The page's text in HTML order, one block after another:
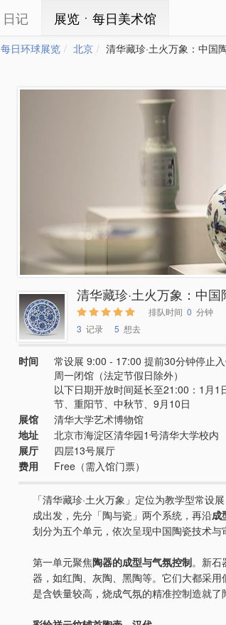
日记 展览ㆍ每日美术馆
每日环球展览 北京 清华藏珍·土火万象：中国
清华藏珍·土火万象：中
排队时间 0 分钟
3 记录 5 想去
时间
常设展 9:00 - 17:00 提前30分钟停止
周一闭馆（法定节假日除外）
以下日期开放时间延长至21:00：1月
节、重阳节、中秋节、9月10日
展馆
清华大学艺术博物馆
地址
北京市海淀区清华园1号清华大学校内
展厅
四层13号展厅
费用
Free（需入馆门票）
「清华藏珍·土火万象」定位为教学型常设
成出发，先分「陶与瓷」两个系统，再沿成
划分为五个单元，依次呈现中国陶瓷技术与
第一单元聚焦陶器的成型与气氛控制。新石
器，如红陶、灰陶、黑陶等。它们大都采
是含铁量较高，烧成气氛的精准控制造就了